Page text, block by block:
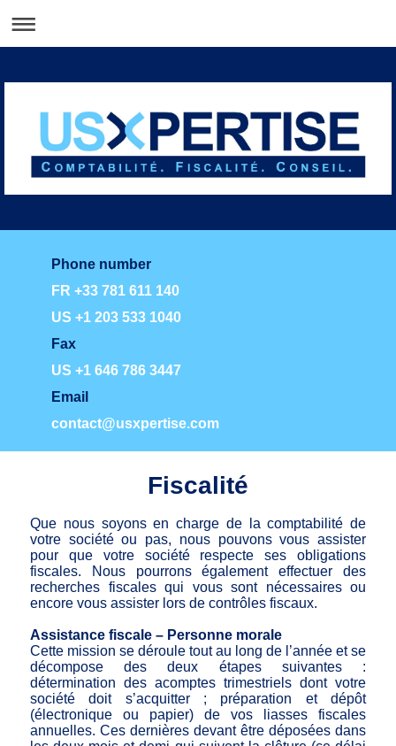
Phone number
FR +33 781 611 140
US +1 203 533 1040
Fax
US +1 646 786 3447
Email
contact@usxpertise.com
Fiscalité
Que nous soyons en charge de la comptabilité de
votre société ou pas, nous pouvons vous assister
pour que votre société respecte ses obligations
fiscales. Nous pourrons également effectuer des
recherches fiscales qui vous sont nécessaires ou
encore vous assister lors de contrôles fiscaux.
Assistance fiscale – Personne morale
Cette mission se déroule tout au long de l’année et se
décompose des deux étapes suivantes :
détermination des acomptes trimestriels dont votre
société doit s’acquitter ; préparation et dépôt
(électronique ou papier) de vos liasses fiscales
annuelles. Ces dernières devant être déposées dans